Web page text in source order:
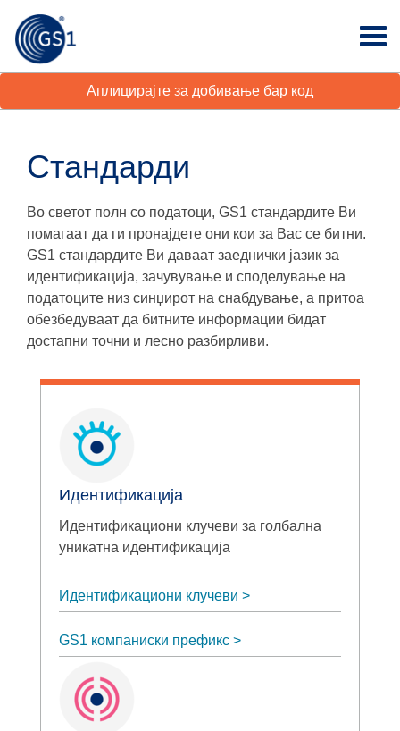
Аплицирајте за добивање бар код
Стандарди
Во светот полн со податоци, GS1 стандардите Ви
помагаат да ги пронајдете они кои за Вас се битни.
GS1 стандардите Ви даваат заеднички јазик за
идентификација, зачувување и споделување на
податоците низ синџирот на снабдување, а притоа
обезбедуваат да битните информации бидат
достапни точни и лесно разбирливи.
Идентификација
Идентификациони клучеви за голбална
уникатна идентификација
Идентификациони клучеви
GS1 компаниски префикс